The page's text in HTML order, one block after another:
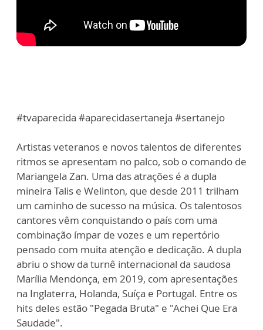
#tvaparecida #aparecidasertaneja #sertanejo
Artistas veteranos e novos talentos de diferentes
ritmos se apresentam no palco, sob o comando de
Mariangela Zan. Uma das atrações é a dupla
mineira Talis e Welinton, que desde 2011 trilham
um caminho de sucesso na música. Os talentosos
cantores vêm conquistando o país com uma
combinação ímpar de vozes e um repertório
pensado com muita atenção e dedicação. A dupla
abriu o show da turnê internacional da saudosa
Marília Mendonça, em 2019, com apresentações
na Inglaterra, Holanda, Suíça e Portugal. Entre os
hits deles estão "Pegada Bruta" e "Achei Que Era
Saudade".